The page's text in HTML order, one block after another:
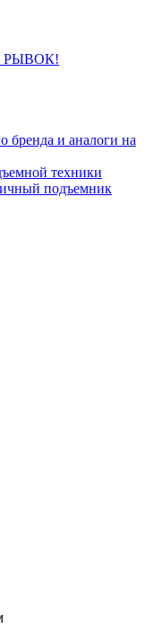
РЫВОК!
бренда и аналоги на
техники
подъемник